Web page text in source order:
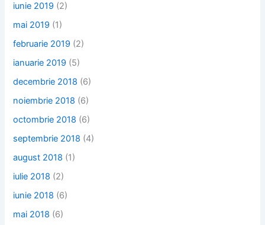
iunie 2019 (2)
mai 2019 (1)
februarie 2019 (2)
ianuarie 2019 (5)
decembrie 2018 (6)
noiembrie 2018 (6)
octombrie 2018 (6)
septembrie 2018 (4)
august 2018 (1)
iulie 2018 (2)
iunie 2018 (6)
mai 2018 (6)